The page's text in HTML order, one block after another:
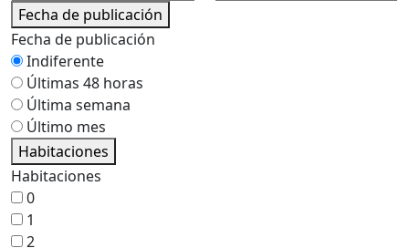
Fecha de publicación
Fecha de publicación
Indiferente
Últimas 48 horas
Última semana
Último mes
Habitaciones
Habitaciones
0
1
2